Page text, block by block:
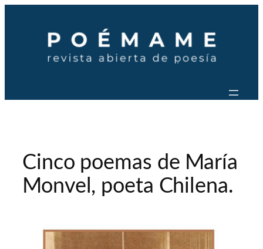
contenido
Cinco poemas de María
Monvel, poeta Chilena.